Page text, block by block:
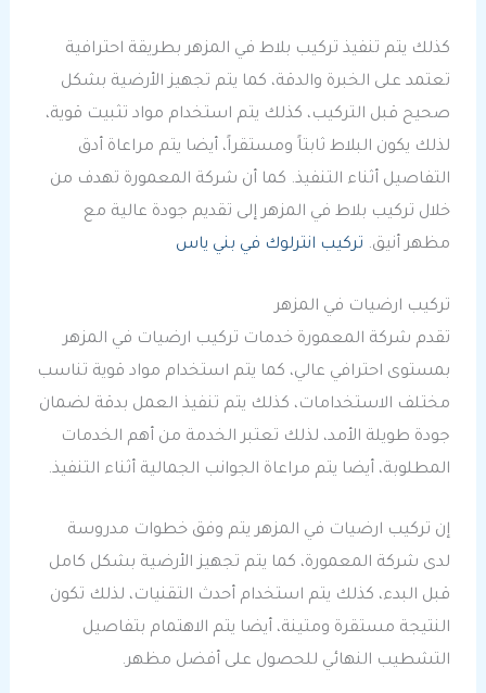
كذلك يتم تنفيذ تركيب بلاط في المزهر بطريقة احترافية
تعتمد على الخبرة والدقة، كما يتم تجهيز الأرضية بشكل
صحيح قبل التركيب، كذلك يتم استخدام مواد تثبيت قوية،
لذلك يكون البلاط ثابتاً ومستقراً، أيضا يتم مراعاة أدق
التفاصيل أثناء التنفيذ. كما أن شركة المعمورة تهدف من
خلال تركيب بلاط في المزهر إلى تقديم جودة عالية مع
مظهر أنيق. تركيب انترلوك في بني ياس
تركيب ارضيات في المزهر
تقدم شركة المعمورة خدمات تركيب ارضيات في المزهر
بمستوى احترافي عالي، كما يتم استخدام مواد قوية تناسب
مختلف الاستخدامات، كذلك يتم تنفيذ العمل بدقة لضمان
جودة طويلة الأمد، لذلك تعتبر الخدمة من أهم الخدمات
المطلوبة، أيضا يتم مراعاة الجوانب الجمالية أثناء التنفيذ.
إن تركيب ارضيات في المزهر يتم وفق خطوات مدروسة
لدى شركة المعمورة، كما يتم تجهيز الأرضية بشكل كامل
قبل البدء، كذلك يتم استخدام أحدث التقنيات، لذلك تكون
النتيجة مستقرة ومتينة، أيضا يتم الاهتمام بتفاصيل
التشطيب النهائي للحصول على أفضل مظهر.